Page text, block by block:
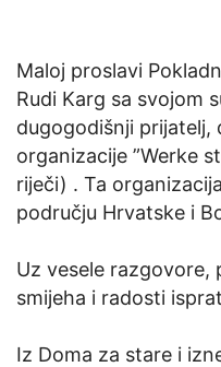
Maloj proslavi
Rudi Karg sa svojom
dugogodišnji
organizacije ”Werke
riječi) . Ta
području Hrvatske i
Uz vesele razgovore,
smijeha i radosti
Iz Doma za stare i